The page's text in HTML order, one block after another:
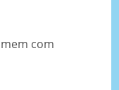
com